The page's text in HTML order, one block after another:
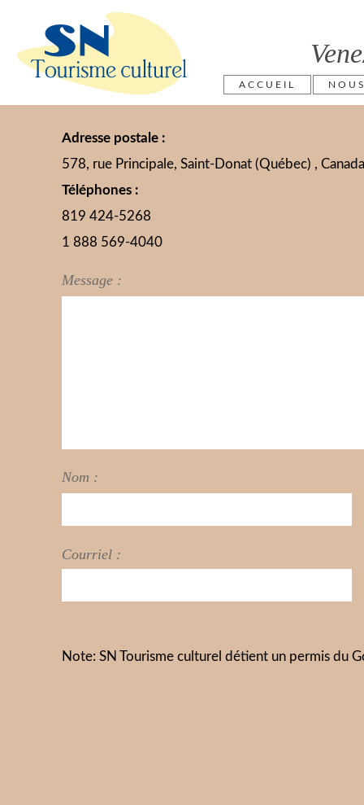
ACCUEIL
Adresse postale :
578, rue Principale, Saint-Donat (Québec) ,
Téléphones :
819 424-5268
1 888 569-4040
Nom :
Courriel :
Message :
Note: SN Tourisme culturel détient un permis du